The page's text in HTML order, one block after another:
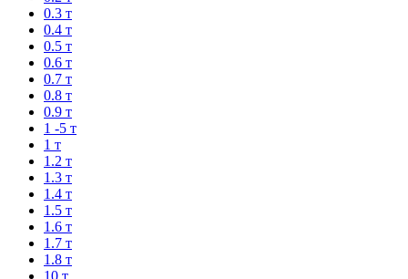
0.3 т
0.4 т
0.5 т
0.6 т
0.7 т
0.8 т
0.9 т
1 -5 т
1 т
1.2 т
1.3 т
1.4 т
1.5 т
1.6 т
1.7 т
1.8 т